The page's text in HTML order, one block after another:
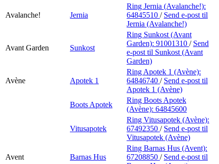
Avalanche! Jernia
Ring Jernia (Avalanche!):
64845510 / Send e-post til
Jernia (Avalanche!)
Avant Garden Sunkost
Ring Sunkost (Avant
Garden): 91001310 / Send
e-post til Sunkost (Avant
Garden)
Avène Apotek 1
Ring Apotek 1 (Avène):
64846740 / Send e-post til
Apotek 1 (Avène)
Boots Apotek
Ring Boots Apotek
(Avène): 64845600
Vitusapotek
Ring Vitusapotek (Avène):
67492350 / Send e-post til
Vitusapotek (Avène)
Avent Barnas Hus
Ring Barnas Hus (Avent):
67208850 / Send e-post til